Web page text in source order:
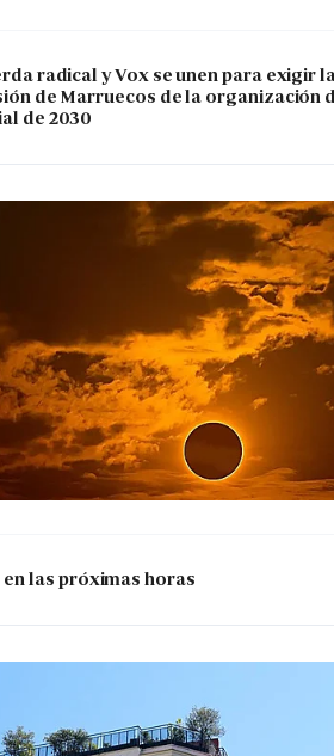
radical y Vox se unen para exigir
de Marruecos de la organización
de 2030
las próximas horas